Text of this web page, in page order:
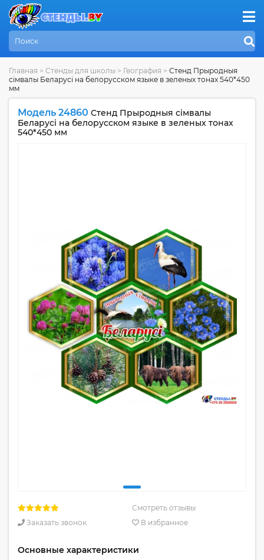
Главная > Стенды для школы > География > Стенд Прыродныя
сiмвалы Беларусi на белорусском языке в зеленых тонах 540*450
мм
Модель 24860 Стенд Прыродныя сiмвалы
Беларусi на белорусском языке в зеленых тонах
540*450 мм
Смотреть отзывы
Заказать звонок
В избранное
Основные характеристики